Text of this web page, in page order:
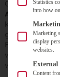
Online-
komfortabler
gestellt
Erweiterung
werden sowie
Statistics
into how
Marketing
display
websites.
External
Content